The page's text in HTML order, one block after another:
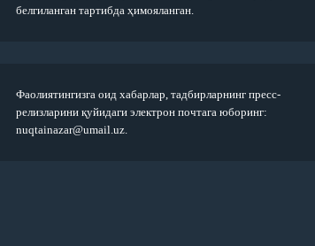
белгиланган тартибда ҳимояланган.
Фаолиятингизга оид хабарлар, тадбирларнинг пресс-
релизларини қуйидаги электрон почтага юборинг:
nuqtainazar@umail.uz.